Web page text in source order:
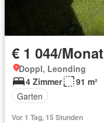
€ 1 044/Monat
Doppl, Leonding
4 Zimmer
91 m²
Garten
Vor 1 Tag, 15 Stunden